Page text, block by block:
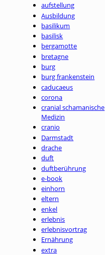
aufstellung
Ausbildung
basilikum
basilisk
bergamotte
bretagne
burg
burg frankenstein
caducaeus
corona
cranial schamanische
Medizin
cranio
Darmstadt
drache
duft
duftberührung
e-book
einhorn
eltern
enkel
erlebnis
erlebnisvortrag
Ernährung
extra